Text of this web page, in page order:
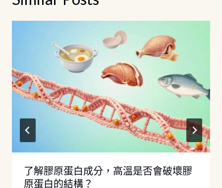
了解膠原蛋白成分，高溫是否會破壞膠
原蛋白的結構？